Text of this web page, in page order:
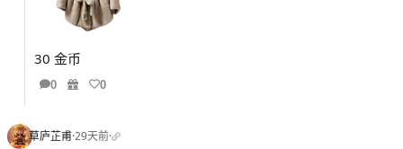
30 金币
0 0
草庐芷甫·29天前·